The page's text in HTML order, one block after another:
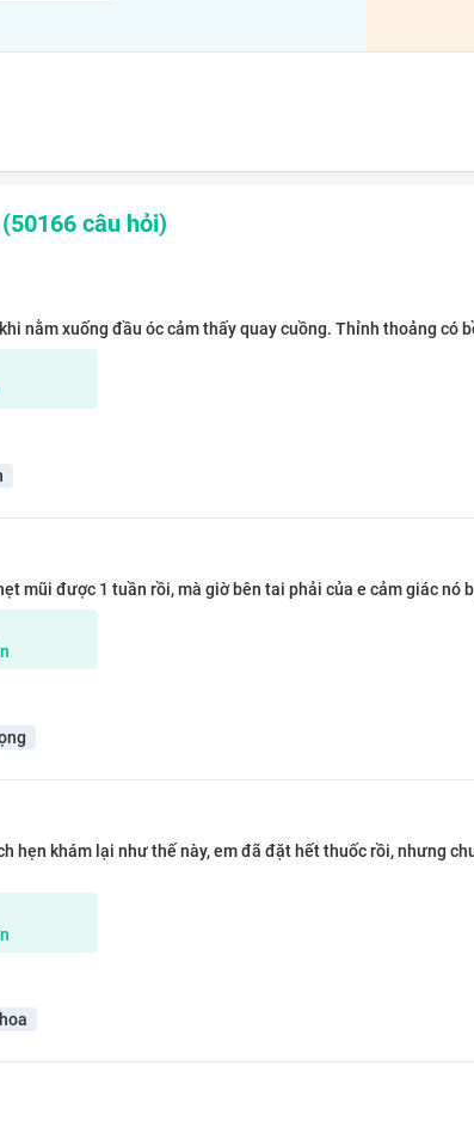
50166 câu hỏi)
nằm xuống đầu óc cảm thấy quay cuồng. Thỉnh thoảng có
mũi được 1 tuần rồi, mà giờ bên tai phải của e cảm giác
hẹn khám lại như thế này, em đã đặt hết thuốc rồi, nhưng